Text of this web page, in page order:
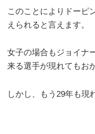
このことによりドーピ
えられると言えます。
女子の場合もジョイナ
来る選手が現れてもお
しかし、もう29年も現